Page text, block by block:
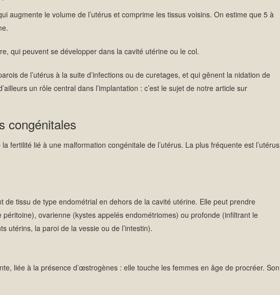
augmente le volume de l’utérus et comprime les tissus voisins. On estime que 5 à
qui peuvent se développer dans la cavité utérine ou le col.
de l’utérus à la suite d’infections ou de curetages, et qui gênent la nidation de
un rôle central dans l’implantation : c’est le sujet de notre article sur
congénitales
fertilité lié à une malformation congénitale de l’utérus. La plus fréquente est l’utérus
de tissu de type endométrial en dehors de la cavité utérine. Elle peut prendre
ovarienne (kystes appelés endométriomes) ou profonde (infiltrant le
utérins, la paroi de la vessie ou de l’intestin).
liée à la présence d’œstrogènes : elle touche les femmes en âge de procréer. Son